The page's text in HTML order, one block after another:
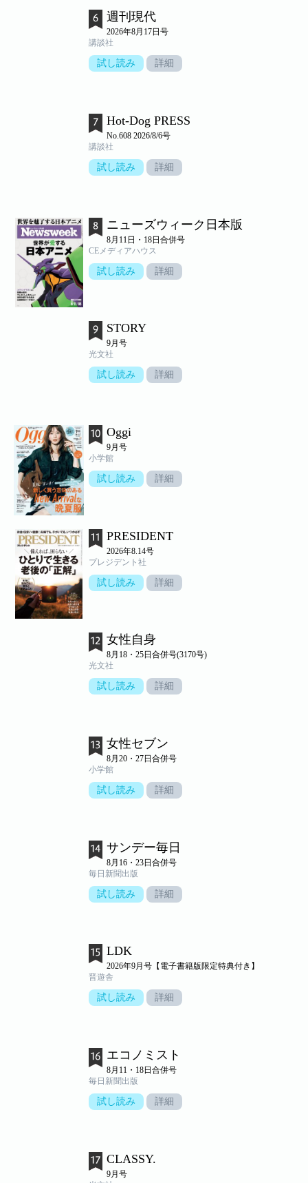
週刊現代
2026年8月17日号
講談社
試し読み 詳細
Hot-Dog PRESS
No.608 2026/8/6号
講談社
試し読み 詳細
ニューズウィーク日本版
8月11日・18日合併号
CEメディアハウス
試し読み 詳細
STORY
9月号
光文社
試し読み 詳細
Oggi
9月号
小学館
試し読み 詳細
PRESIDENT
2026年8.14号
プレジデント社
試し読み 詳細
女性自身
8月18・25日合併号(3170号)
光文社
試し読み 詳細
女性セブン
8月20・27日合併号
小学館
試し読み 詳細
サンデー毎日
8月16・23日合併号
毎日新聞出版
試し読み 詳細
LDK
2026年9月号【電子書籍版限定特典付き】
晋遊舎
試し読み 詳細
エコノミスト
8月11・18日合併号
毎日新聞出版
試し読み 詳細
CLASSY.
9月号